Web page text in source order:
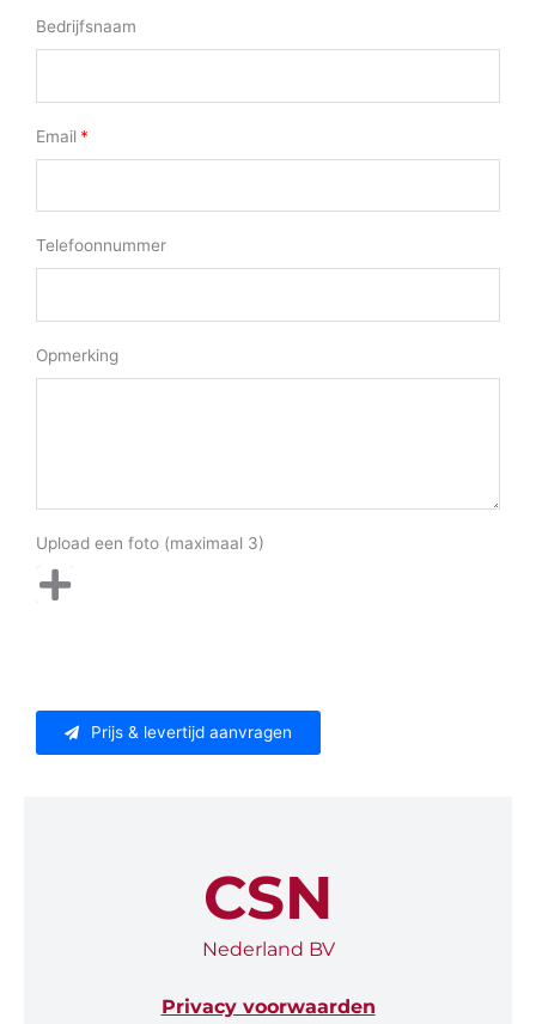
Bedrijfsnaam
Email
Telefoonnummer
Opmerking
Upload een foto (maximaal 3)
Prijs & levertijd aanvragen
CSN
Nederland BV
Privacy voorwaarden